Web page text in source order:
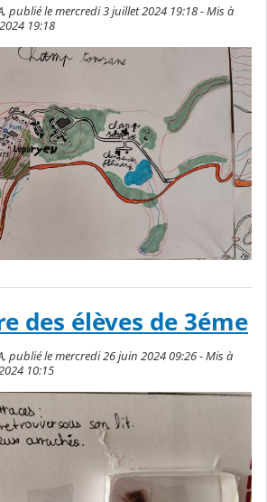
publié le mercredi 3 juillet 2024 19:18 - Mis à
19:18
des élèves de 3éme
publié le mercredi 26 juin 2024 09:26 - Mis à
10:15